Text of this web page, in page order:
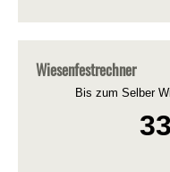
Wiesenfestrechner
Bis zum Selber